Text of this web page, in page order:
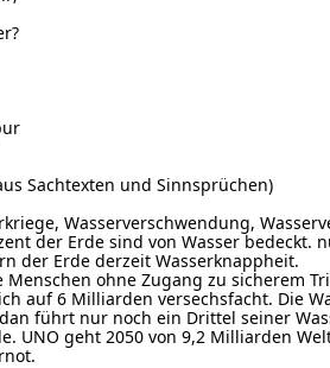
Sachtexten und Sinnsprüchen)
Wasserverschwendung,
der Erde sind von Wasser bedeckt.
der Erde derzeit Wasserknappheit.
ohne Zugang zu sicherem
auf 6 Milliarden versechsfacht. Die
führt nur noch ein Drittel seiner
UNO geht 2050 von 9,2 Milliarden